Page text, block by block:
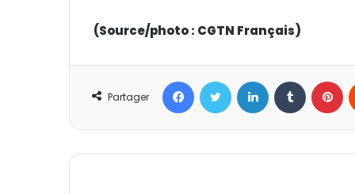
(Source/photo : CGTN Français)
Partager